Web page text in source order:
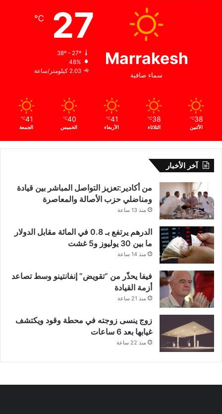
Marrakesh
سماء صافية
27
℃
38º - 27º
48%
2.03 كيلومتر/ساعة
38
℃
الأثنين
38
℃
الثلاثاء
41
℃
الأربعاء
40
℃
الخميس
41
℃
الجمعة
آخر الأخبار
من أكادير:تعزيز التواصل المباشر بين قيادة
ومناضلي حزب الأصالة والمعاصرة
منذ 13 ساعة
الدرهم يرتفع بـ 0.8 في المائة مقابل الدولار
ما بين 30 يوليوز و5 غشت
منذ 14 ساعة
فيفا يحذّر من “تقويض” إنفانتينو وسط تصاعد
أزمة القيادة
منذ 21 ساعة
زوج ينسى زوجته في محطة وقود ويكتشف
غيابها بعد 6 ساعات
منذ 22 ساعة